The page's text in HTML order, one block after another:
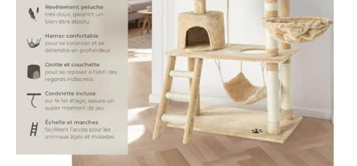
une multitude
d'accessoires pour chat
pour son bonheur
quotidien.